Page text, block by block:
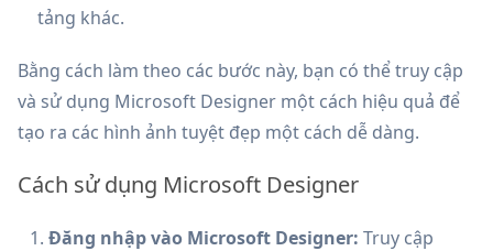
tảng khác.
Bằng cách làm theo các bước này, bạn có thể truy cập
và sử dụng Microsoft Designer một cách hiệu quả để
tạo ra các hình ảnh tuyệt đẹp một cách dễ dàng.
Cách sử dụng Microsoft Designer
Đăng nhập vào Microsoft Designer: Truy cập